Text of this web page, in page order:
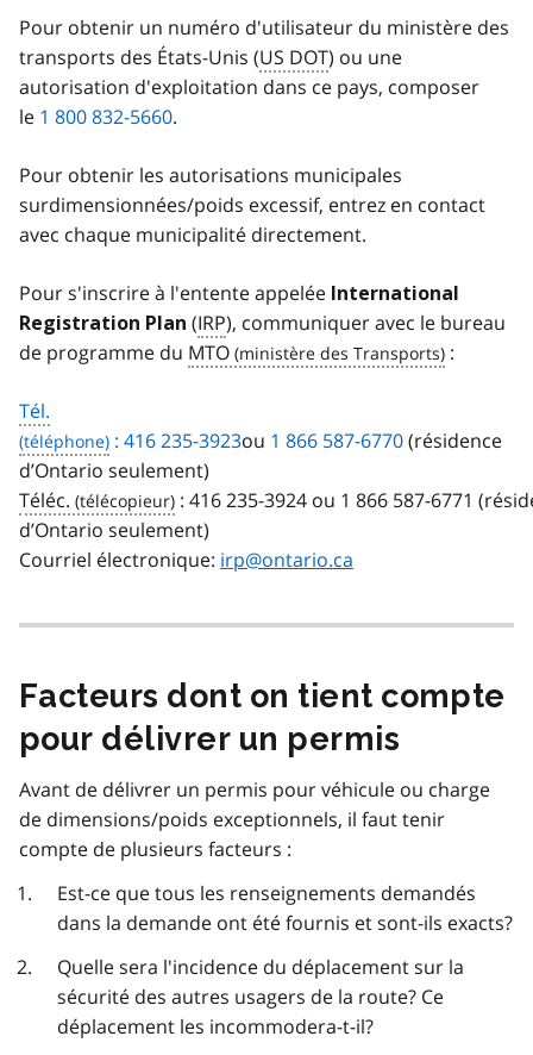
Pour obtenir un numéro d'utilisateur du ministère des
transports des États-Unis (US DOT) ou une
autorisation d'exploitation dans ce pays, composer
le 1 800 832-5660.
Pour obtenir les autorisations municipales
surdimensionnées/poids excessif, entrez en contact
avec chaque municipalité directement.
Pour s'inscrire à l'entente appelée International
Registration Plan (IRP), communiquer avec le bureau
de programme du MTO :
Tél.
: 416 235-3923ou 1 866 587-6770(résidence
d’Ontario seulement)
Téléc.
: 416 235-3924 ou 1 866 587-6771
d’Ontario seulement)
Courriel électronique: irp@ontario.ca
Facteurs dont on tient compte
pour délivrer un permis
Avant de délivrer un permis pour véhicule ou charge
de dimensions/poids exceptionnels, il faut tenir
compte de plusieurs facteurs :
Est-ce que tous les renseignements demandés
dans la demande ont été fournis et sont-ils exacts?
Quelle sera l'incidence du déplacement sur la
sécurité des autres usagers de la route? Ce
déplacement les incommodera-t-il?